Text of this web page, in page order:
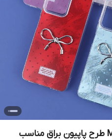
قاب دخترانه براش Meet You طرح پاپیون براق مناسب